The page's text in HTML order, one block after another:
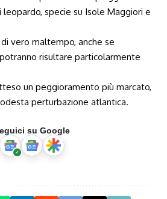
leopardo, specie su Isole Maggiori e
vero maltempo, anche se
risultare particolarmente
un peggioramento più marcato,
perturbazione atlantica.
su Google